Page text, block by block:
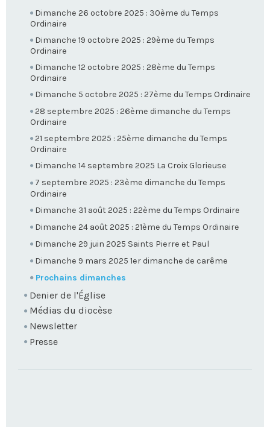
Dimanche 26 octobre 2025 : 30ème du Temps
Ordinaire
Dimanche 19 octobre 2025 : 29ème du Temps
Ordinaire
Dimanche 12 octobre 2025 : 28ème du Temps
Ordinaire
Dimanche 5 octobre 2025 : 27ème du Temps Ordinaire
28 septembre 2025 : 26ème dimanche du Temps
Ordinaire
21 septembre 2025 : 25ème dimanche du Temps
Ordinaire
Dimanche 14 septembre 2025 La Croix Glorieuse
7 septembre 2025 : 23ème dimanche du Temps
Ordinaire
Dimanche 31 août 2025 : 22ème du Temps Ordinaire
Dimanche 24 août 2025 : 21ème du Temps Ordinaire
Dimanche 29 juin 2025 Saints Pierre et Paul
Dimanche 9 mars 2025 1er dimanche de carême
Prochains dimanches
Denier de l'Église
Médias du diocèse
Newsletter
Presse